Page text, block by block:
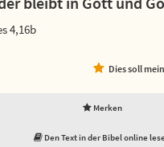
4,16b
Dies soll
Merken
Den Text in der Bibel online